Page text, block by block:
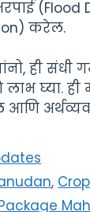
(Flood
करेल.
ही संधी
लाभ घ्या.
,